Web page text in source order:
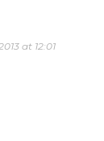
at 12:01